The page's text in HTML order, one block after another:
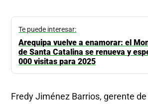
Te puede interesar:
Arequipa vuelve a enamorar: el
de Santa Catalina se renueva y
000 visitas para 2025
Fredy Jiménez Barrios, gerente